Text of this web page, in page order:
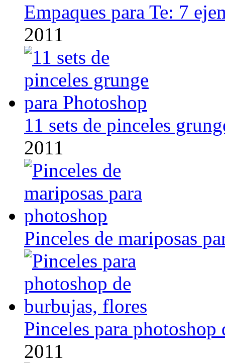
Empaques para Te: 7
2011
11 sets de pinceles
2011
Pinceles de mariposas
Pinceles para
2011